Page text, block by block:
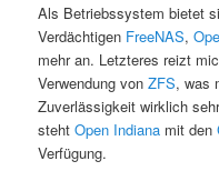
Als Betriebssystem bietet
Verdächtigen FreeNAS,
mehr an. Letzteres reizt
Verwendung von ZFS, was
Zuverlässigkeit wirklich
stehtOpen Indiana mit den
Verfügung.